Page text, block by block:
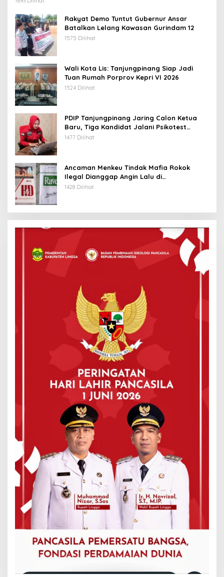
Rakyat Demo Tuntut Gubernur Ansar
Batalkan Lelang Kawasan Gurindam 12
1575 Dilihat
Wali Kota Lis: Tanjungpinang Siap Jadi
Tuan Rumah Porprov Kepri VI 2026
1524 Dilihat
PDIP Tanjungpinang Jaring Calon Ketua
Baru, Tiga Kandidat Jalani Psikotest
Daring
1477 Dilihat
Ancaman Menkeu Tindak Mafia Rokok
Ilegal Dianggap Angin Lalu di
Tanjungpinang
1428 Dilihat